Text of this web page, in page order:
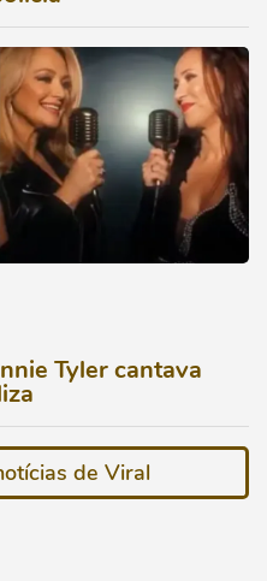
Tyler cantava
de Viral